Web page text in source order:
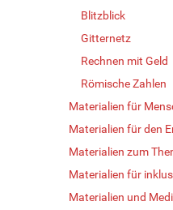
Blitzblick
Gitternetz
Rechnen mit Geld
Römische Zahlen
Materialien für
Materialien für den
Materialien zum
Materialien für
Materialien und